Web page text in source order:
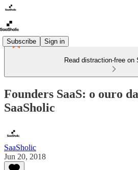
Subscribe Sign in
Read distraction-free on
Founders SaaS: o ouro
SaaSholic
SaaSholic
Jun 20, 2018